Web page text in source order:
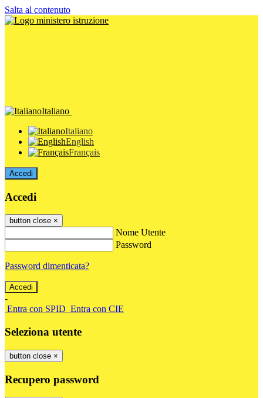
Salta al contenuto
Italiano
Italiano
English
Français
Accedi
Accedi
button close ×
Nome Utente
Password
Password dimenticata?
-
Entra con SPID Entra con CIE
Seleziona utente
button close ×
Recupero password